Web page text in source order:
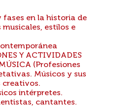
fases en la historia de
musicales, estilos e
Y ACTIVIDADES
(Profesiones
Músicos y sus
creativos.
intérpretes.
cantantes.